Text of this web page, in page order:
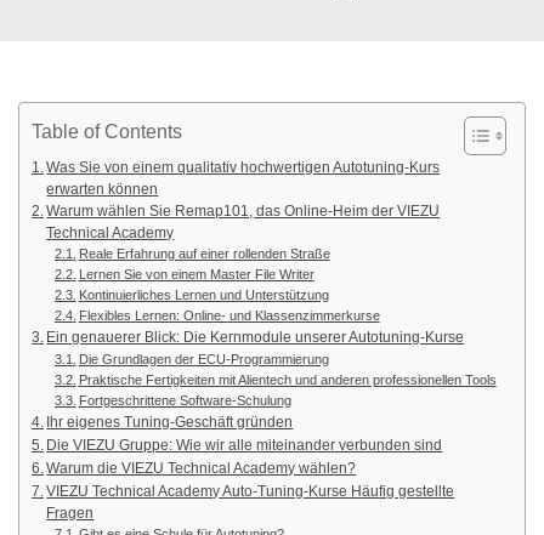
Table of Contents
Was Sie von einem qualitativ hochwertigen Autotuning-Kurs
erwarten können
Warum wählen Sie Remap101, das Online-Heim der VIEZU
Technical Academy
Reale Erfahrung auf einer rollenden Straße
Lernen Sie von einem Master File Writer
Kontinuierliches Lernen und Unterstützung
Flexibles Lernen: Online- und Klassenzimmerkurse
Ein genauerer Blick: Die Kernmodule unserer Autotuning-Kurse
Die Grundlagen der ECU-Programmierung
Praktische Fertigkeiten mit Alientech und anderen professionellen Tools
Fortgeschrittene Software-Schulung
Ihr eigenes Tuning-Geschäft gründen
Die VIEZU Gruppe: Wie wir alle miteinander verbunden sind
Warum die VIEZU Technical Academy wählen?
VIEZU Technical Academy Auto-Tuning-Kurse Häufig gestellte
Fragen